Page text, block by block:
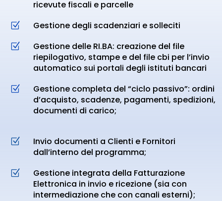
ricevute fiscali e parcelle
Z Gestione degli scadenziari e solleciti
Z
Gestione delle RI.BA: creazione del file
riepilogativo, stampe e del file cbi per l’invio
automatico sui portali degli istituti bancari
Z
Gestione completa del “ciclo passivo”: ordini
d’acquisto, scadenze, pagamenti, spedizioni,
documenti di carico;
Z
Invio documenti a Clienti e Fornitori
dall’interno del programma;
Z
Gestione integrata della Fatturazione
Elettronica in invio e ricezione (sia con
intermediazione che con canali esterni);